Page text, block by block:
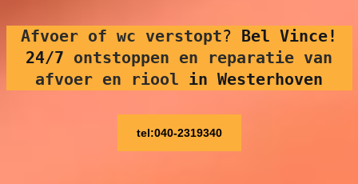
Afvoer of wc verstopt? Bel Vince!
24/7 ontstoppen en reparatie van
afvoer en riool in Westerhoven
tel:040-2319340